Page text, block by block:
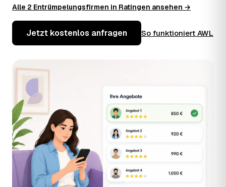
Alle 2 Entrümpelungsfirmen in Ratingen ansehen →
Jetzt kostenlos anfragen So funktioniert AWL